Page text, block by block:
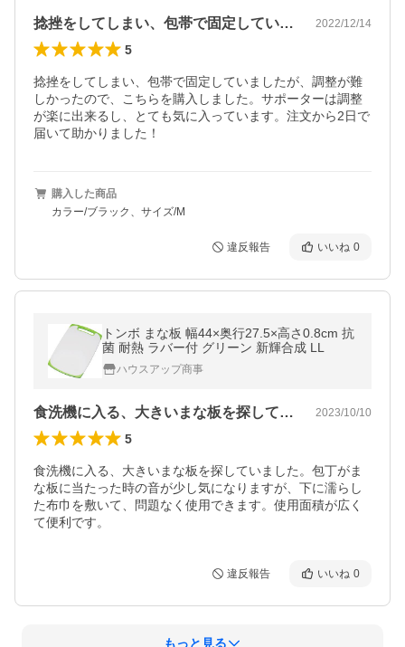
捻挫をしてしまい、包帯で固定していまし… 2022/12/14
5
捻挫をしてしまい、包帯で固定していましたが、調整が難
しかったので、こちらを購入しました。サポーターは調整
が楽に出来るし、とても気に入っています。注文から2日で
届いて助かりました！
購入した商品
カラー/ブラック、サイズ/M
違反報告 いいね 0
トンボ まな板 幅44×奥行27.5×高さ0.8cm 抗
菌 耐熱 ラバー付 グリーン 新輝合成 LL
ハウスアップ商事
食洗機に入る、大きいまな板を探していま… 2023/10/10
5
食洗機に入る、大きいまな板を探していました。包丁がま
な板に当たった時の音が少し気になりますが、下に濡らし
た布巾を敷いて、問題なく使用できます。使用面積が広く
て便利です。
違反報告 いいね 0
もっと見る